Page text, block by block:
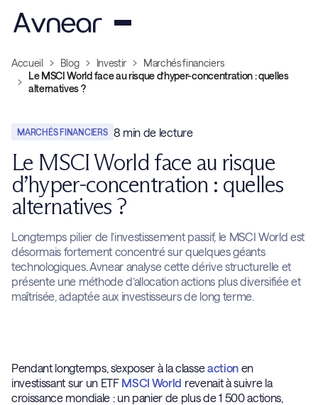
Accueil Blog Investir
Marchés financiers
Le MSCI World face au risque d’hyper-concentration : quelles
alternatives ?
MARCHÉS FINANCIERS 8 min de lecture
Le MSCI World face au risque
d’hyper-concentration : quelles
alternatives ?
Longtemps pilier de l’investissement passif, le MSCI World est
désormais fortement concentré sur quelques géants
technologiques. Avnear analyse cette dérive structurelle et
présente une méthode d’allocation actions plus diversifiée et
maîtrisée, adaptée aux investisseurs de long terme.
Pendant longtemps, s’exposer à la classeactionen
investissant sur un ETF MSCI World revenait à suivre la
croissance mondiale : un panier de plus de 1 500 actions,